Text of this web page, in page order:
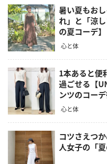
暑い夏もお
れ」と「涼
の夏コーデ】
心と体
1本あると便
過ごせる【
ンツのコー
心と体
コツさえつ
人女子の「